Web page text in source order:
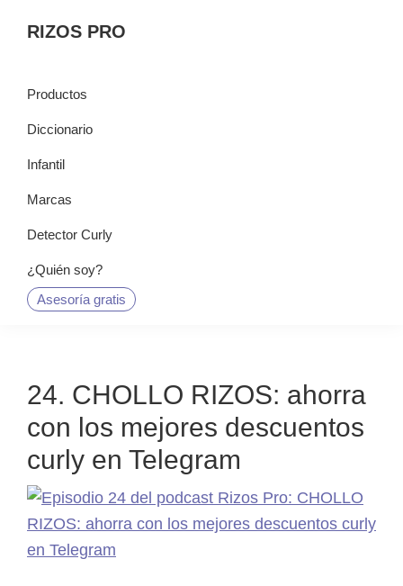
navegación
principal
barra
RIZOS PRO
Productos
Diccionario
Infantil
Marcas
Detector Curly
¿Quién soy?
Asesoría gratis
24. CHOLLO RIZOS: ahorra
con los mejores descuentos
curly en Telegram